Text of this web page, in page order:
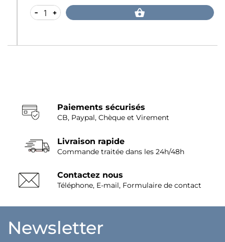
+
Paiements sécurisés
CB, Paypal, Chèque et Virement
Livraison rapide
Commande traitée dans les 24h/48h
Contactez nous
Téléphone, E-mail, Formulaire de contact
Newsletter